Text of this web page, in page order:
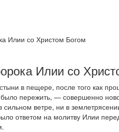
Илии со Христом Богом
Илии со
в пещере, после того как
пережить, — совершенно
сильном ветре, ни в
ответом на молитву Илии